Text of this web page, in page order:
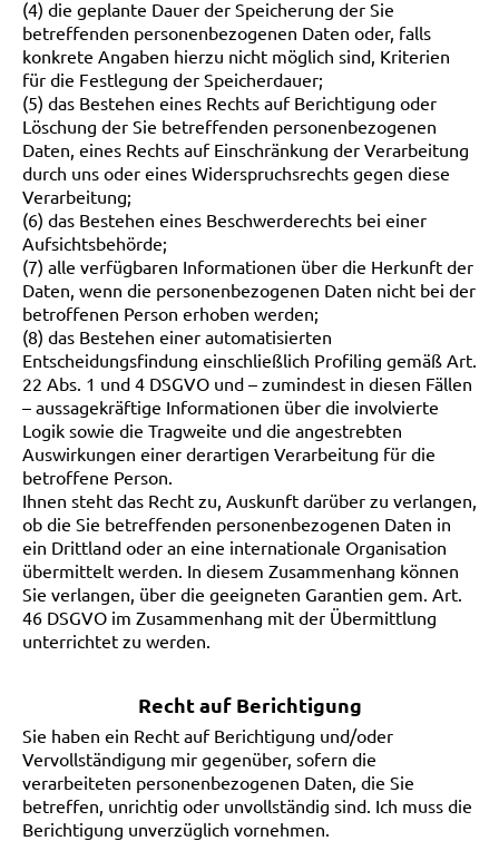
(4) die geplante Dauer der Speicherung der Sie
betreffenden personenbezogenen Daten oder, falls
konkrete Angaben hierzu nicht möglich sind, Kriterien
für die Festlegung der Speicherdauer;
(5) das Bestehen eines Rechts auf Berichtigung oder
Löschung der Sie betreffenden personenbezogenen
Daten, eines Rechts auf Einschränkung der Verarbeitung
durch uns oder eines Widerspruchsrechts gegen diese
Verarbeitung;
(6) das Bestehen eines Beschwerderechts bei einer
Aufsichtsbehörde;
(7) alle verfügbaren Informationen über die Herkunft der
Daten, wenn die personenbezogenen Daten nicht bei der
betroffenen Person erhoben werden;
(8) das Bestehen einer automatisierten
Entscheidungsfindung einschließlich Profiling gemäß Art.
22 Abs. 1 und 4 DSGVO und – zumindest in diesen Fällen
– aussagekräftige Informationen über die involvierte
Logik sowie die Tragweite und die angestrebten
Auswirkungen einer derartigen Verarbeitung für die
betroffene Person.
Ihnen steht das Recht zu, Auskunft darüber zu verlangen,
ob die Sie betreffenden personenbezogenen Daten in
ein Drittland oder an eine internationale Organisation
übermittelt werden. In diesem Zusammenhang können
Sie verlangen, über die geeigneten Garantien gem. Art.
46 DSGVO im Zusammenhang mit der Übermittlung
unterrichtet zu werden.
Recht auf Berichtigung
Sie haben ein Recht auf Berichtigung und/oder
Vervollständigung mir gegenüber, sofern die
verarbeiteten personenbezogenen Daten, die Sie
betreffen, unrichtig oder unvollständig sind. Ich muss die
Berichtigung unverzüglich vornehmen.